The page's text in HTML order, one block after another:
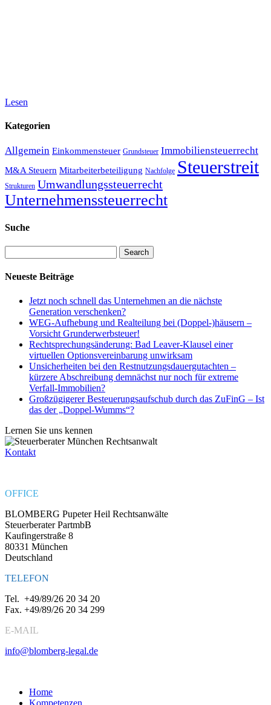
Lesen
Kategorien
Allgemein Einkommensteuer Grundsteuer Immobiliensteuerrecht
M&A Steuern Mitarbeiterbeteiligung Nachfolge Steuerstreit
Strukturen Umwandlungssteuerrecht
Unternehmenssteuerrecht
Suche
Search
Neueste Beiträge
Jetzt noch schnell das Unternehmen an die nächste
Generation verschenken?
WEG-Aufhebung und Realteilung bei (Doppel-)häusern –
Vorsicht Grunderwerbsteuer!
Rechtsprechungsänderung: Bad Leaver-Klausel einer
virtuellen Optionsvereinbarung unwirksam
Unsicherheiten bei den Restnutzungsdauergutachten –
kürzere Abschreibung demnächst nur noch für extreme
Verfall-Immobilien?
Großzügigerer Besteuerungsaufschub durch das ZuFinG – Ist
das der „Doppel-Wumms“?
Lernen Sie uns kennen
Kontakt
OFFICE
BLOMBERG Pupeter Heil Rechtsanwälte
Steuerberater PartmbB
Kaufingerstraße 8
80331 München
Deutschland
TELEFON
Tel. +49/89/26 20 34 20
Fax. +49/89/26 20 34 299
E-MAIL
info@blomberg-legal.de
Home
Kompetenzen